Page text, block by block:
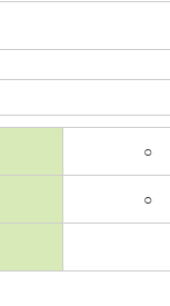
○
○